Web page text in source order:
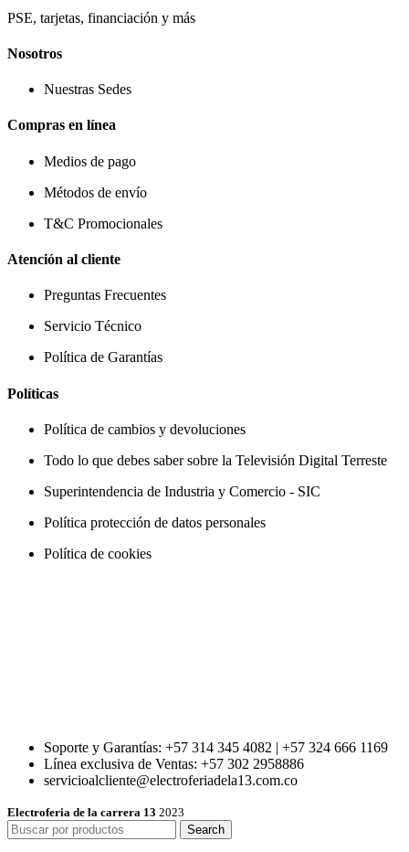
PSE, tarjetas, financiación y más
Nosotros
Nuestras Sedes
Compras en línea
Medios de pago
Métodos de envío
T&C Promocionales
Atención al cliente
Preguntas Frecuentes
Servicio Técnico
Política de Garantías
Políticas
Política de cambios y devoluciones
Todo lo que debes saber sobre la Televisión Digital Terreste
Superintendencia de Industria y Comercio - SIC
Política protección de datos personales
Política de cookies
Soporte y Garantías: +57 314 345 4082 | +57 324 666 1169
Línea exclusiva de Ventas: +57 302 2958886
servicioalcliente@electroferiadela13.com.co
Electroferia de la carrera 13 2023
Search